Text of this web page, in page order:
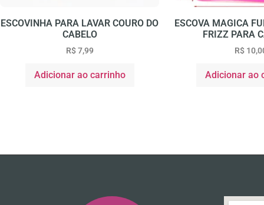
ESCOVINHA PARA LAVAR COURO DO
CABELO
R$7,99
Adicionar ao carrinho
ESCOVA MAGICA
FRIZZ PARA
R$
Adicionar ao